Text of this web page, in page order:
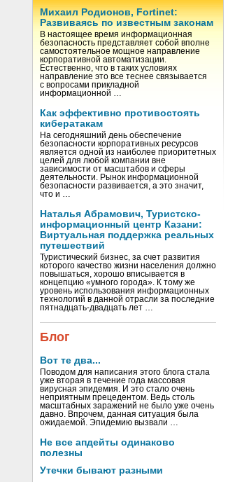
Михаил Родионов, Fortinet:
Развиваясь по известным законам
В настоящее время информационная
безопасность представляет собой вполне
самостоятельное мощное направление
корпоративной автоматизации.
Естественно, что в таких условиях
направление это все теснее связывается
с вопросами прикладной
информационной …
Как эффективно противостоять
кибератакам
На сегодняшний день обеспечение
безопасности корпоративных ресурсов
является одной из наиболее приоритетных
целей для любой компании вне
зависимости от масштабов и сферы
деятельности. Рынок информационной
безопасности развивается, а это значит,
что и …
Наталья Абрамович, Туристско-
информационный центр Казани:
Виртуальная поддержка реальных
путешествий
Туристический бизнес, за счет развития
которого качество жизни населения должно
повышаться, хорошо вписывается в
концепцию «умного города». К тому же
уровень использования информационных
технологий в данной отрасли за последние
пятнадцать-двадцать лет …
Блог
Вот те два...
Поводом для написания этого блога стала
уже вторая в течение года массовая
вирусная эпидемия. И это стало очень
неприятным прецедентом. Ведь столь
масштабных заражений не было уже очень
давно. Впрочем, данная ситуация была
ожидаемой. Эпидемию вызвали …
Не все апдейты одинаково
полезны
Утечки бывают разными